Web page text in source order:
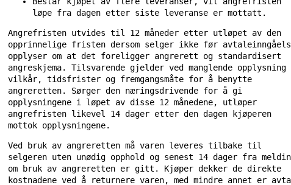
løpe fra dagen etter siste leveranse er mottatt.
Angrefristen utvides til 12 måneder etter utløpet av den
opprinnelige fristen dersom selger ikke før
opplyser om at det foreligger angrerett og standardisert
angreskjema. Tilsvarende gjelder ved manglende opplysning
vilkår, tidsfrister og fremgangsmåte for å benytte
angreretten. Sørger den næringsdrivende for å gi
opplysningene i løpet av disse 12 månedene, utløper
angrefristen likevel 14 dager etter den dagen kjøperen
mottok opplysningene.
Ved bruk av angreretten må varen leveres tilbake til
selgeren uten unødig opphold og senest 14 dager fra
om bruk av angreretten er gitt. Kjøper dekker de direkte
kostnadene ved å returnere varen, med mindre annet er